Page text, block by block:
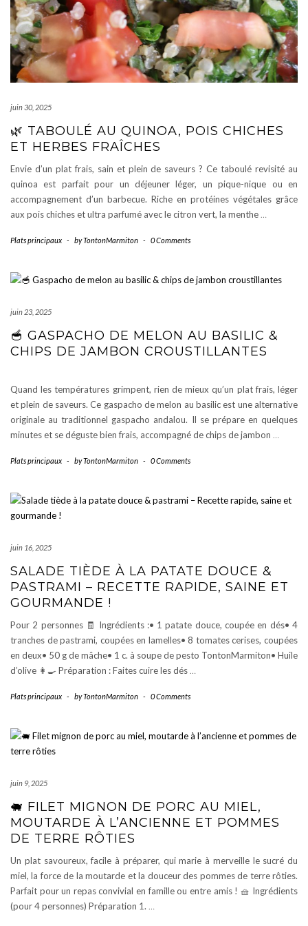
juin 30, 2025
🌿 TABOULÉ AU QUINOA, POIS CHICHES
ET HERBES FRAÎCHES
Envie d’un plat frais, sain et plein de saveurs ? Ce taboulé revisité au
quinoa est parfait pour un déjeuner léger, un pique-nique ou en
accompagnement d’un barbecue. Riche en protéines végétales grâce
aux pois chiches et ultra parfumé avec le citron vert, la menthe …
Plats principaux - byTontonMarmiton - 0 Comments
juin 23, 2025
🥣 GASPACHO DE MELON AU BASILIC &
CHIPS DE JAMBON CROUSTILLANTES
Quand les températures grimpent, rien de mieux qu’un plat frais, léger
et plein de saveurs. Ce gaspacho de melon au basilic est une alternative
originale au traditionnel gaspacho andalou. Il se prépare en quelques
minutes et se déguste bien frais, accompagné de chips de jambon …
Plats principaux - byTontonMarmiton - 0 Comments
juin 16, 2025
SALADE TIÈDE À LA PATATE DOUCE &
PASTRAMI – RECETTE RAPIDE, SAINE ET
GOURMANDE !
Pour 2 personnes 🧾 Ingrédients :• 1 patate douce, coupée en dés• 4
tranches de pastrami, coupées en lamelles• 8 tomates cerises, coupées
en deux• 50 g de mâche• 1 c. à soupe de pesto TontonMarmiton• Huile
d’olive 👩‍🍳 Préparation : Faites cuire les dés …
Plats principaux - byTontonMarmiton - 0 Comments
juin 9, 2025
🐖 FILET MIGNON DE PORC AU MIEL,
MOUTARDE À L’ANCIENNE ET POMMES
DE TERRE RÔTIES
Un plat savoureux, facile à préparer, qui marie à merveille le sucré du
miel, la force de la moutarde et la douceur des pommes de terre rôties.
Parfait pour un repas convivial en famille ou entre amis ! 🧺 Ingrédients
(pour 4 personnes) Préparation 1. …